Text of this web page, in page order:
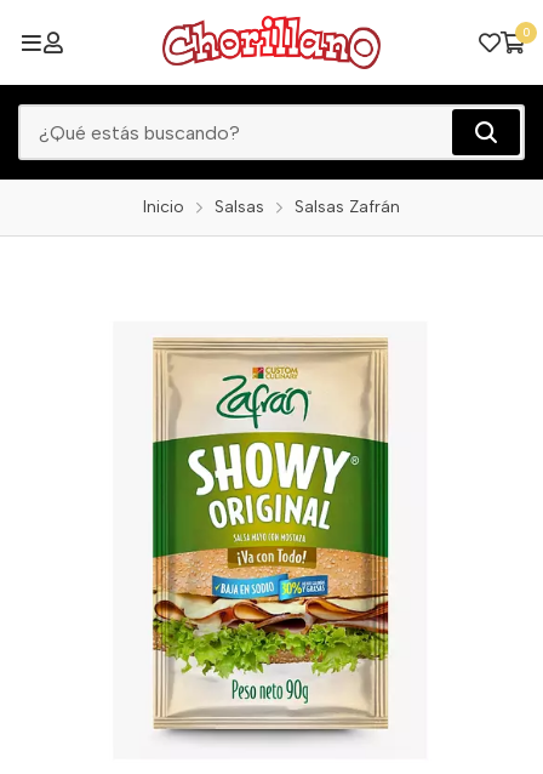
0
Inicio Salsas Salsas Zafrán